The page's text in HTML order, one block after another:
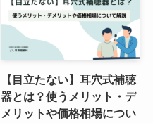
【目立たない】耳穴式補聴
器とは？使うメリット・デ
メリットや価格相場につい